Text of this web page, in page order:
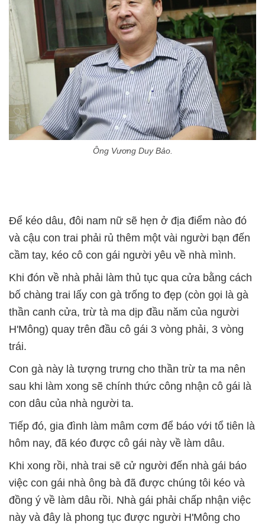
Ông Vương Duy Bảo.
Để kéo dâu, đôi nam nữ sẽ hẹn ở địa điểm nào đó
và cậu con trai phải rủ thêm một vài người bạn đến
cầm tay, kéo cô con gái người yêu về nhà mình.
Khi đón về nhà phải làm thủ tục qua cửa bằng cách
bố chàng trai lấy con gà trống to đẹp (còn gọi là gà
thần canh cửa, trừ tà ma dịp đầu năm của người
H'Mông) quay trên đầu cô gái 3 vòng phải, 3 vòng
trái.
Con gà này là tượng trưng cho thần trừ ta ma nên
sau khi làm xong sẽ chính thức công nhận cô gái là
con dâu của nhà người ta.
Tiếp đó, gia đình làm mâm cơm để báo với tổ tiên là
hôm nay, đã kéo được cô gái này về làm dâu.
Khi xong rồi, nhà trai sẽ cử người đến nhà gái báo
việc con gái nhà ông bà đã được chúng tôi kéo và
đồng ý về làm dâu rồi. Nhà gái phải chấp nhận việc
này và đây là phong tục được người H'Mông cho